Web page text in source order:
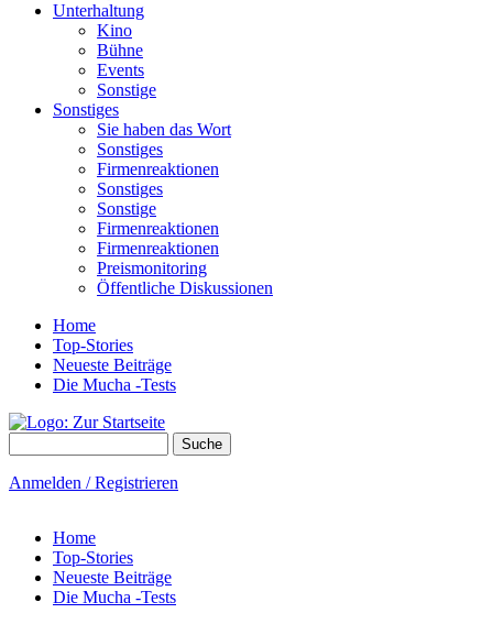
Unterhaltung
Kino
Bühne
Events
Sonstige
Sonstiges
Sie haben das Wort
Sonstiges
Firmenreaktionen
Sonstiges
Sonstige
Firmenreaktionen
Firmenreaktionen
Preismonitoring
Öffentliche Diskussionen
Home
Top-Stories
Neueste Beiträge
Die Mucha -Tests
Anmelden / Registrieren
Home
Top-Stories
Neueste Beiträge
Die Mucha -Tests